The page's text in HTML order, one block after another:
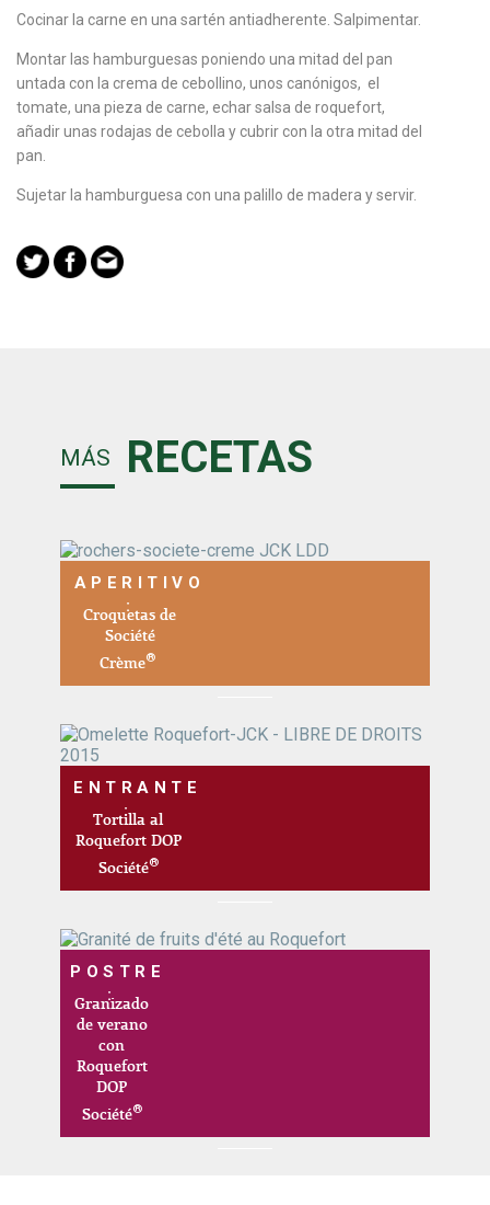
Cocinar la carne en una sartén antiadherente. Salpimentar.
Montar las hamburguesas poniendo una mitad del pan
untada con la crema de cebollino, unos canónigos, el
tomate, una pieza de carne, echar salsa de roquefort,
añadir unas rodajas de cebolla y cubrir con la otra mitad del
pan.
Sujetar la hamburguesa con una palillo de madera y servir.
MÁS RECETAS
APERITIVO
Croquetas de
Société
Crème®
ENTRANTE
Tortilla al
Roquefort DOP
Société®
POSTRE
Granizado
de verano
con
Roquefort
DOP
Société®